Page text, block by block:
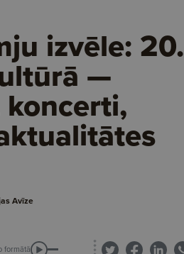
izvēle: 20.
—
koncerti,
Avīze
formātā